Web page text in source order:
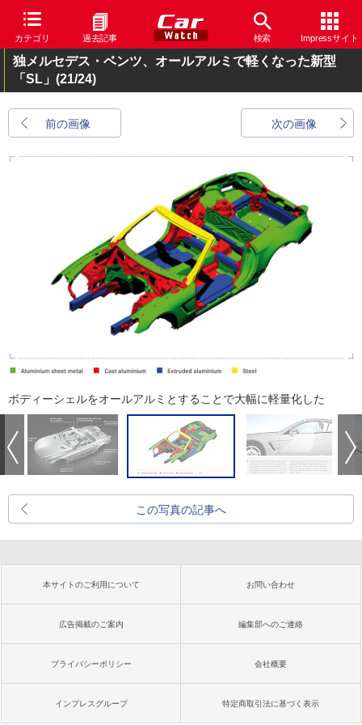
カテゴリ 過去記事 検索 Impressサイト
独メルセデス・ベンツ、オールアルミで軽くなった新型
「SL」 (21/24)
前の画像 次の画像
ボディーシェルをオールアルミとすることで大幅に軽量化した
この写真の記事へ
本サイトのご利用について お問い合わせ
広告掲載のご案内 編集部へのご連絡
プライバシーポリシー 会社概要
インプレスグループ 特定商取引法に基づく表示